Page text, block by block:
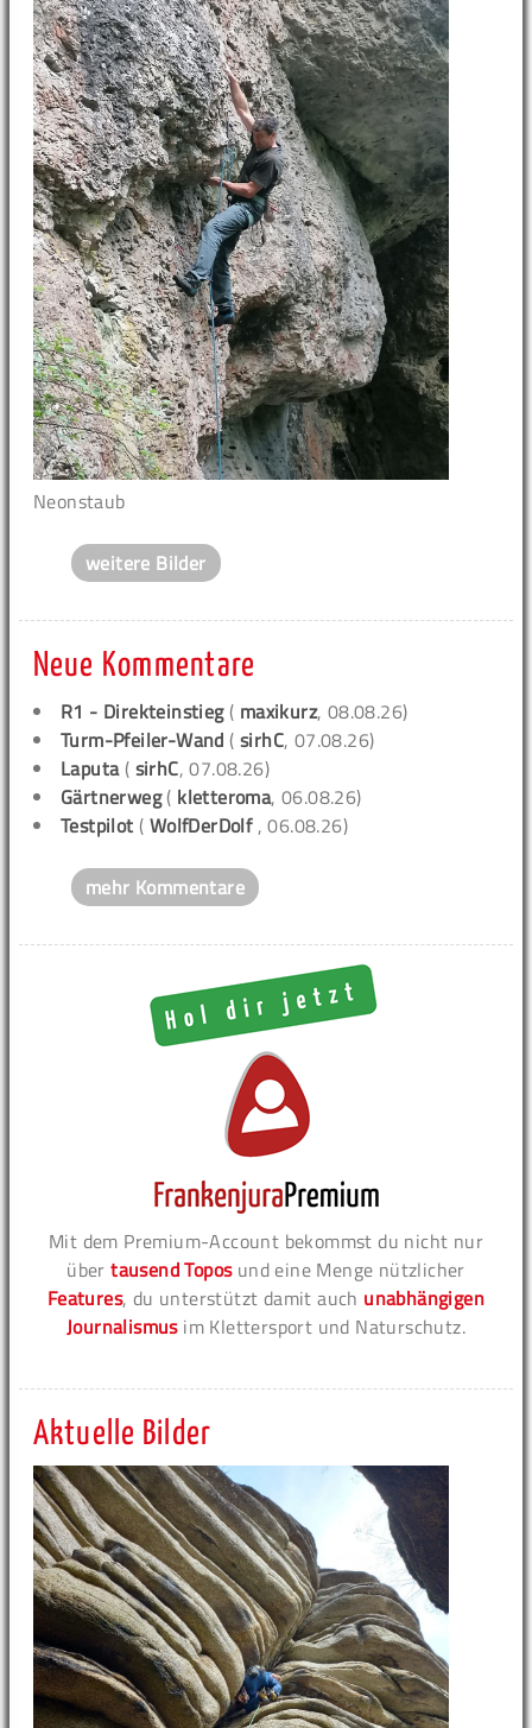
Neonstaub
weitere Bilder
Neue Kommentare
R1 - Direkteinstieg( maxikurz, 08.08.26)
Turm-Pfeiler-Wand (sirhC, 07.08.26)
Laputa( sirhC, 07.08.26)
Gärtnerweg( kletteroma, 06.08.26)
Testpilot ( WolfDerDolf , 06.08.26)
mehr Kommentare
Mit dem Premium-Account bekommst du nicht nur
übertausend Toposund eine Menge nützlicher
Features, du unterstützt damit auch unabhängigen
Journalismusim Klettersport und Naturschutz.
Aktuelle Bilder